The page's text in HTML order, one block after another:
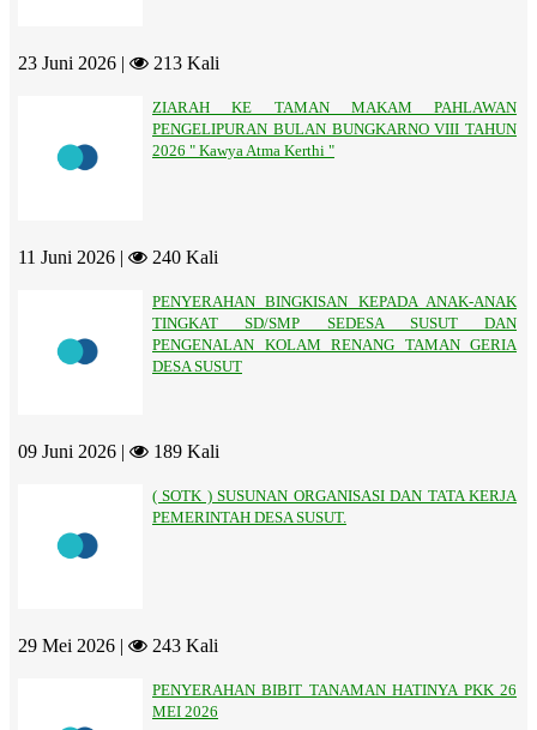
23 Juni 2026 | 213 Kali
ZIARAH KE TAMAN MAKAM PAHLAWAN
PENGELIPURAN BULAN BUNGKARNO VIII TAHUN
2026 " Kawya Atma Kerthi "
11 Juni 2026 | 240 Kali
PENYERAHAN BINGKISAN KEPADA ANAK-ANAK
TINGKAT SD/SMP SEDESA SUSUT DAN
PENGENALAN KOLAM RENANG TAMAN GERIA
DESA SUSUT
09 Juni 2026 | 189 Kali
( SOTK ) SUSUNAN ORGANISASI DAN TATA KERJA
PEMERINTAH DESA SUSUT.
29 Mei 2026 | 243 Kali
PENYERAHAN BIBIT TANAMAN HATINYA PKK 26
MEI 2026